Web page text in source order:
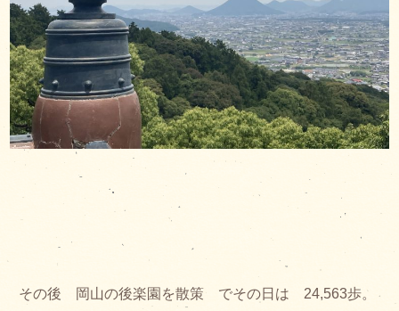
その後 岡山の後楽園を散策 でその日は 24,563歩。